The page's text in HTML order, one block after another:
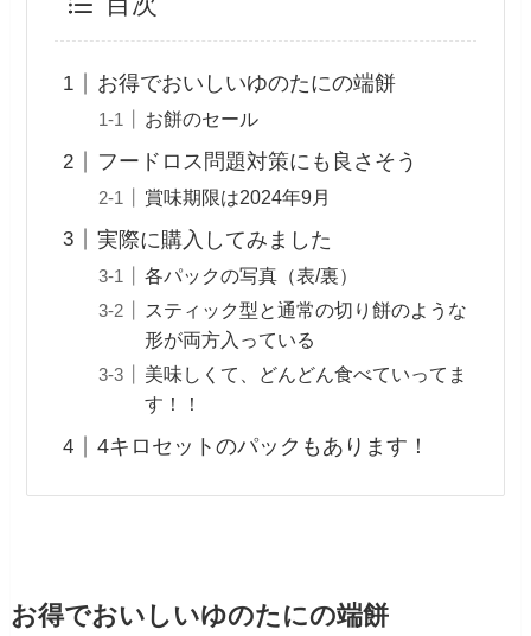
お得でおいしいゆのたにの端餅
お餅のセール
フードロス問題対策にも良さそう
賞味期限は2024年9月
実際に購入してみました
各パックの写真（表/裏）
スティック型と通常の切り餅のような
形が両方入っている
美味しくて、どんどん食べていってま
す！！
4キロセットのパックもあります！
お得でおいしいゆのたにの端餅